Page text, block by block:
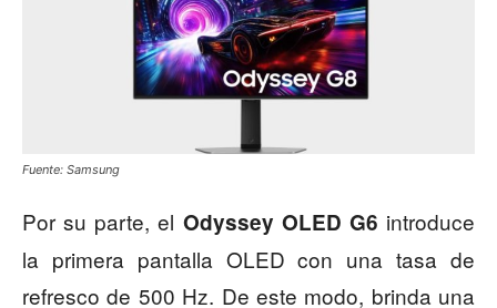
Fuente: Samsung
Por su parte, el Odyssey OLED G6 introduce
la primera pantalla OLED con una tasa de
refresco de 500 Hz. De este modo, brinda una